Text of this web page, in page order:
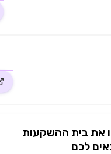
את בית ההשקעות
לכם